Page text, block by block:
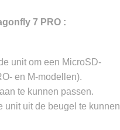
7 PRO :
unit om een MicroSD-
en M-modellen).
te kunnen passen.
unit uit de beugel te kunnen